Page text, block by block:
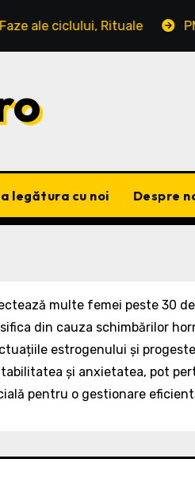
Rituale PMS Stare:
legătura cu noi Despre
multe femei peste 30
din cauza schimbărilor
estrogenului și
și anxietatea, pot
pentru o gestionare